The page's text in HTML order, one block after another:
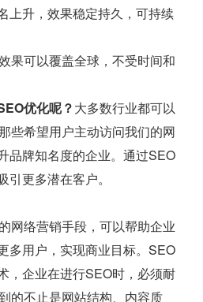
上升，效果稳定持久，可持续
果可以覆盖全球，不受时间和
优化呢？大多数行业都可以
些希望用户主动访问我们的网
品牌知名度的企业。通过SEO
更多潜在客户。
网络营销手段，可以帮助企业
多用户，实现商业目标。SEO
，企业在进行SEO时，必须耐
的不止是网站结构、内容质